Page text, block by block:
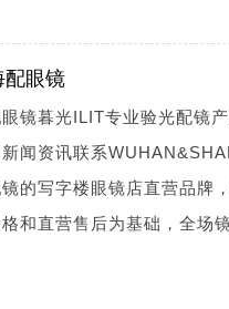
配眼镜
镜暮光ILIT专业验光配镜
闻资讯联系
的写字楼眼镜店直营品牌
和直营售后为基础，全场